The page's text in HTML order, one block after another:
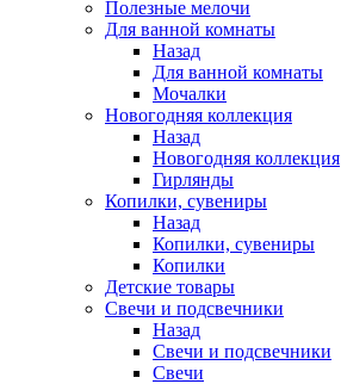
Полезные мелочи
Для ванной комнаты
Назад
Для ванной комнаты
Мочалки
Новогодняя коллекция
Назад
Новогодняя коллекция
Гирлянды
Копилки, сувениры
Назад
Копилки, сувениры
Копилки
Детские товары
Свечи и подсвечники
Назад
Свечи и подсвечники
Свечи